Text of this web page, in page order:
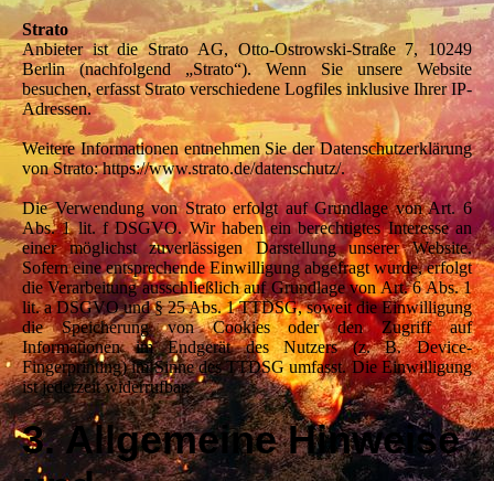
Strato
Anbieter ist die Strato AG, Otto-Ostrowski-Straße 7, 10249
Berlin (nachfolgend „Strato“). Wenn Sie unsere Website
besuchen, erfasst Strato verschiedene Logfiles inklusive Ihrer IP-
Adressen.
Weitere Informationen entnehmen Sie der Datenschutzerklärung
von Strato: https://www.strato.de/datenschutz/.
Die Verwendung von Strato erfolgt auf Grundlage von Art. 6
Abs. 1 lit. f DSGVO. Wir haben ein berechtigtes Interesse an
einer möglichst zuverlässigen Darstellung unserer Website.
Sofern eine entsprechende Einwilligung abgefragt wurde, erfolgt
die Verarbeitung ausschließlich auf Grundlage von Art. 6 Abs. 1
lit. a DSGVO und § 25 Abs. 1 TTDSG, soweit die Einwilligung
die Speicherung von Cookies oder den Zugriff auf
Informationen im Endgerät des Nutzers (z. B. Device-
Fingerprinting) im Sinne des TTDSG umfasst. Die Einwilligung
ist jederzeit widerrufbar.
3. Allgemeine Hinweise